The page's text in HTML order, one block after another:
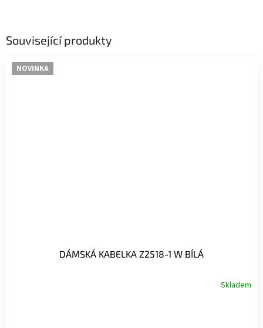
Související produkty
NOVINKA
DÁMSKÁ KABELKA Z2518-1 W BÍLÁ
Skladem